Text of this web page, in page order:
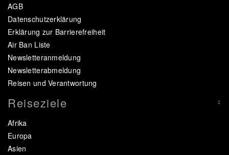
AGB
Datenschutzerklärung
Erklärung zur Barrierefreiheit
Air Ban Liste
Newsletteranmeldung
Newsletterabmeldung
Reisen und Verantwortung
Reiseziele
Afrika
Europa
Asien